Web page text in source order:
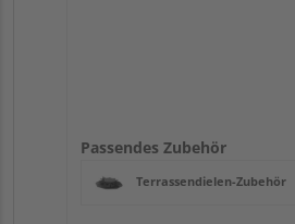
Passendes Zubehör
Terrassendielen-Zubehör